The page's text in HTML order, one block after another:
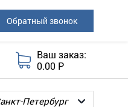
Обратный звонок
Ваш заказ:
0.00 Р